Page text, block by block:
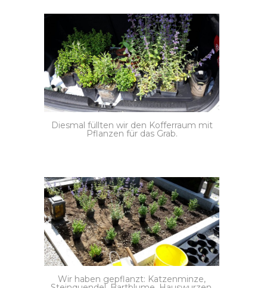
Diesmal füllten wir den Kofferraum mit
Pflanzen für das Grab.
Wir haben gepflanzt: Katzenminze,